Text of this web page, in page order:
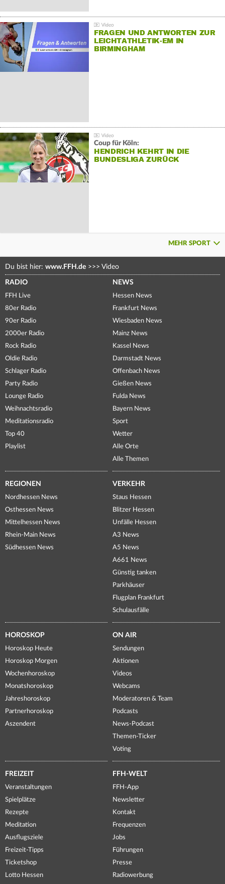
FRAGEN UND ANTWORTEN ZUR
LEICHTATHLETIK-EM IN
BIRMINGHAM
Coup für Köln:
HENDRICH KEHRT IN DIE
BUNDESLIGA ZURÜCK
MEHR SPORT
Du bist hier: www.FFH.de >>> Video
RADIO
FFH Live
80er Radio
90er Radio
2000er Radio
Rock Radio
Oldie Radio
Schlager Radio
Party Radio
Lounge Radio
Weihnachtsradio
Meditationsradio
Top 40
Playlist
NEWS
Hessen News
Frankfurt News
Wiesbaden News
Mainz News
Kassel News
Darmstadt News
Offenbach News
Gießen News
Fulda News
Bayern News
Sport
Wetter
Alle Orte
Alle Themen
REGIONEN
Nordhessen News
Osthessen News
Mittelhessen News
Rhein-Main News
Südhessen News
VERKEHR
Staus Hessen
Blitzer Hessen
Unfälle Hessen
A3 News
A5 News
A661 News
Günstig tanken
Parkhäuser
Flugplan Frankfurt
Schulausfälle
HOROSKOP
Horoskop Heute
Horoskop Morgen
Wochenhoroskop
Monatshoroskop
Jahreshoroskop
Partnerhoroskop
Aszendent
ON AIR
Sendungen
Aktionen
Videos
Webcams
Moderatoren & Team
Podcasts
News-Podcast
Themen-Ticker
Voting
FREIZEIT
Veranstaltungen
Spielplätze
Rezepte
Meditation
Ausflugsziele
Freizeit-Tipps
Ticketshop
Lotto Hessen
FFH-WELT
FFH-App
Newsletter
Kontakt
Frequenzen
Jobs
Führungen
Presse
Radiowerbung